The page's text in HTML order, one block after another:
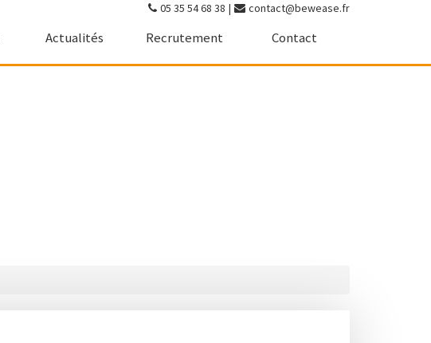
05 35 54 68 38 | contact@bewease.fr
Actualités Recrutement Contact